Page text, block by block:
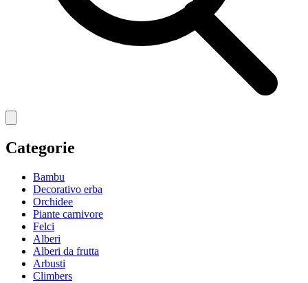
Categorie
Bambu
Decorativo erba
Orchidee
Piante carnivore
Felci
Alberi
Alberi da frutta
Arbusti
Climbers